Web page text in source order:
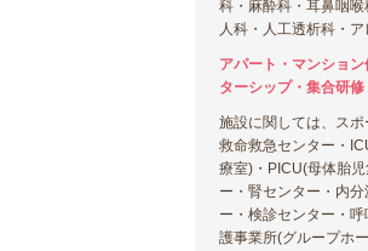
科・麻酔科・耳鼻咽
人科・人工透析科・
アパート・マンショ
ターシップ・集合研
施設に関しては、ス
救命救急センター・
療室)・PICU(母体胎
ー・腎センター・内
ー・検診センター・
護事業所(グループホ